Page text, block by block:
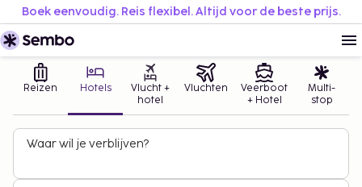
Boek eenvoudig. Reis flexibel. Altijd voor de beste prijs.
Reizen Hotels
Vlucht +
hotel
Vluchten
Veerboot
+ Hotel
Multi-
stop
Waar wil je verblijven?